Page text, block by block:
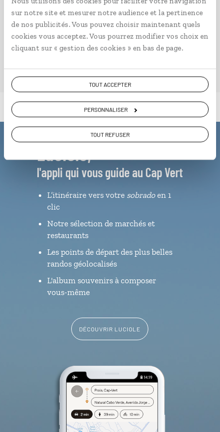
sur notre site et mesurer notre audience et la pertinence
de nos publicités. Vous pouvez choisir maintenant quels
cookies vous acceptez. Vous pourrez modifier vos choix en
cliquant sur « gestion des cookies » en bas de page.
TOUT ACCEPTER
PERSONNALISER
TOUT REFUSER
VOIR NOS 10 IDÉES DE VOYAGE AU CAP VERT
l'appli qui vous guide au Cap Vert
L’itinéraire vers votre sobradoen 1
clic
Notre sélection de marchés et
restaurants
Les points de départ des plus belles
randos géolocalisés
L'album souvenirs à composer
vous-même
DÉCOUVRIR LUCIOLE